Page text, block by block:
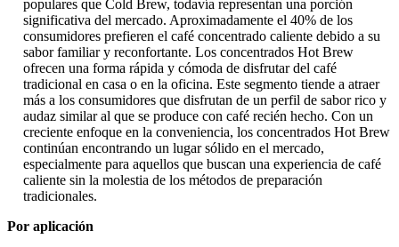
populares que Cold Brew, todavía representan una porción
significativa del mercado. Aproximadamente el 40% de los
consumidores prefieren el café concentrado caliente debido a su
sabor familiar y reconfortante. Los concentrados Hot Brew
ofrecen una forma rápida y cómoda de disfrutar del café
tradicional en casa o en la oficina. Este segmento tiende a atraer
más a los consumidores que disfrutan de un perfil de sabor rico y
audaz similar al que se produce con café recién hecho. Con un
creciente enfoque en la conveniencia, los concentrados Hot Brew
continúan encontrando un lugar sólido en el mercado,
especialmente para aquellos que buscan una experiencia de café
caliente sin la molestia de los métodos de preparación
tradicionales.
Por aplicación